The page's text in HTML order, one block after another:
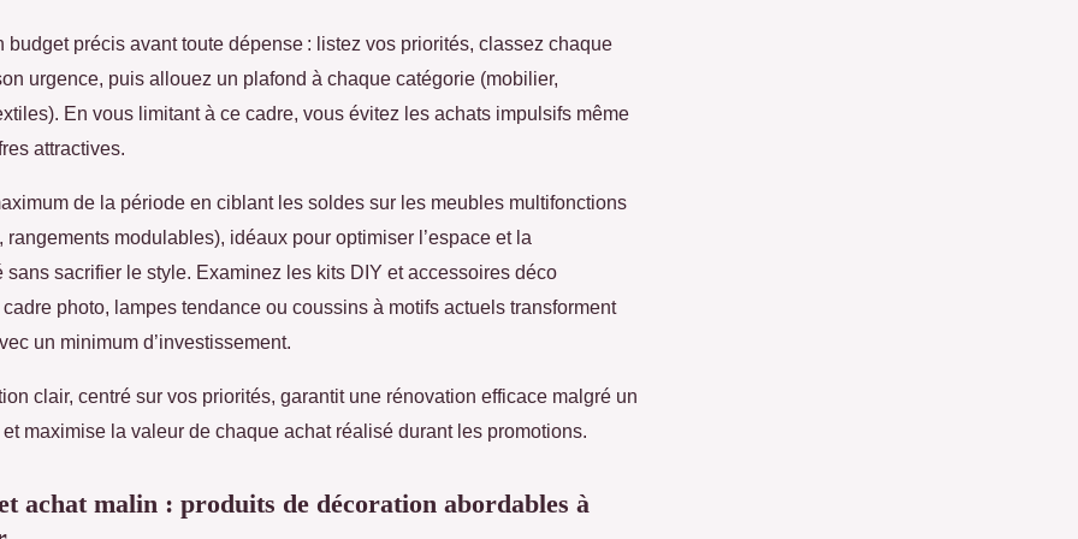
budget précis avant toute dépense : listez vos priorités, classez chaque
urgence, puis allouez un plafond à chaque catégorie (mobilier,
En vous limitant à ce cadre, vous évitez les achats impulsifs même
attractives.
de la période en ciblant les soldes sur les meubles multifonctions
rangements modulables), idéaux pour optimiser l’espace et la
sans sacrifier le style. Examinez les kits DIY et accessoires déco
photo, lampes tendance ou coussins à motifs actuels transforment
un minimum d’investissement.
clair, centré sur vos priorités, garantit une rénovation efficace malgré un
maximise la valeur de chaque achat réalisé durant les promotions.
achat malin : produits de décoration abordables à